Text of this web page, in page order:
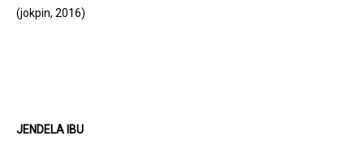
(jokpin, 2016)
JENDELA IBU